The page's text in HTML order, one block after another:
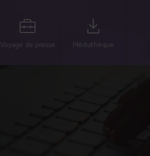
Voyage de presse Médiathèque